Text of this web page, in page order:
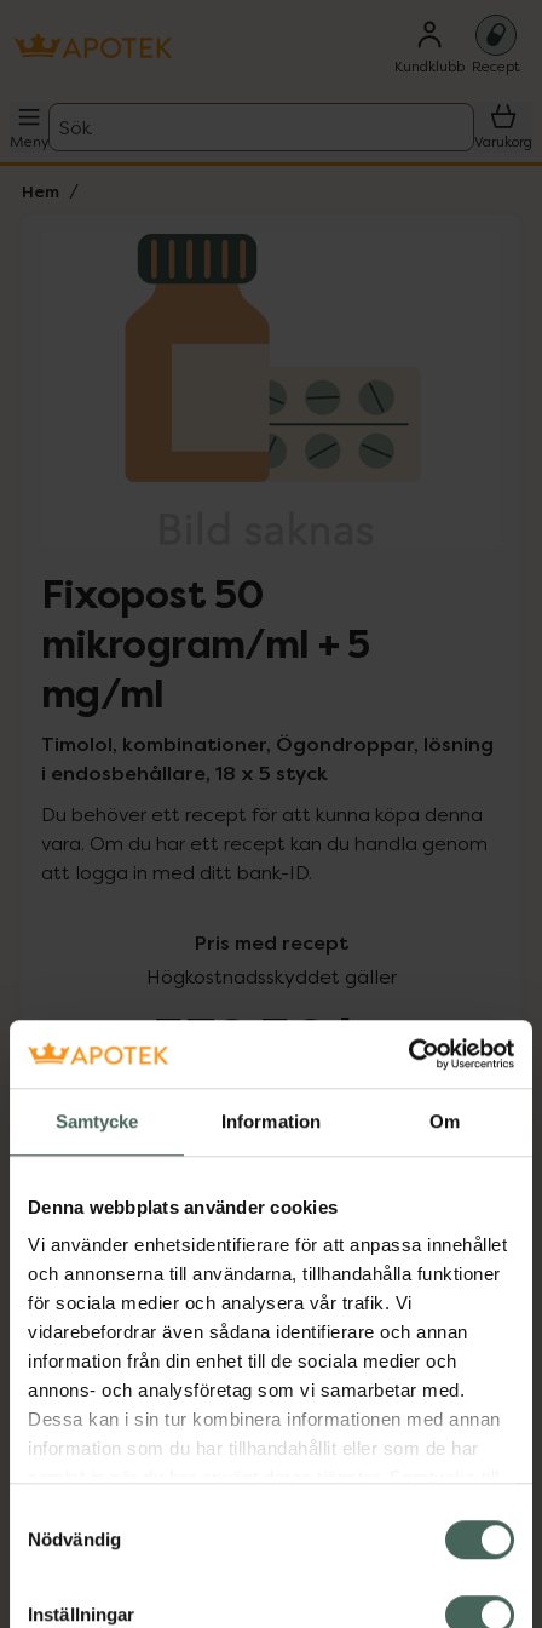
Samtycke Information Om
Denna webbplats använder cookies
Vi använder enhetsidentifierare för att anpassa innehållet
och annonserna till användarna, tillhandahålla funktioner
för sociala medier och analysera vår trafik. Vi
vidarebefordrar även sådana identifierare och annan
information från din enhet till de sociala medier och
annons- och analysföretag som vi samarbetar med.
Dessa kan i sin tur kombinera informationen med annan
information som du har tillhandahållit eller som de har
återkalla ditt samtycke via webbplatsens
cookieinställningar. Ett återkallat samtycke påverkar inte
lagligheten av behandling som skett innan återkallelsen.
Nödvändig
Inställningar
Kundklubb Recept
Meny
Sök
Varukorg
Hem
Lista: . Innehåller 1 objekt.
Fixopost 50
mikrogram/ml + 5
mg/ml
Timolol, kombinationer, Ögondroppar, lösning
i endosbehållare, 18 x 5 styck
Du behöver ett recept för att kunna köpa denna
vara. Om du har ett recept kan du handla genom
att logga in med ditt bank-ID.
Pris med recept
Högkostnadsskyddet gäller
532,56 kr
I apotek:532,56 kr
Köp via ditt recept
Aktuella erbjudanden
Beskrivning
Läs alltid bipacksedeln innan
användning.
Visa